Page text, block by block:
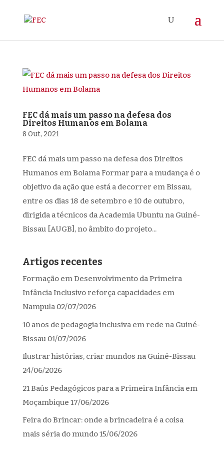
FEC dá mais um passo na defesa dos
Direitos Humanos em Bolama
8 Out, 2021
FEC dá mais um passo na defesa dos Direitos
Humanos em Bolama Formar para a mudança é o
objetivo da ação que está a decorrer em Bissau,
entre os dias 18 de setembro e 10 de outubro,
dirigida a técnicos da Academia Ubuntu na Guiné-
Bissau [AUGB], no âmbito do projeto...
Artigos recentes
Formação em Desenvolvimento da Primeira
Infância Inclusivo reforça capacidades em
Nampula 02/07/2026
10 anos de pedagogia inclusiva em rede na Guiné-
Bissau 01/07/2026
Ilustrar histórias, criar mundos na Guiné-Bissau
24/06/2026
21 Baús Pedagógicos para a Primeira Infância em
Moçambique 17/06/2026
Feira do Brincar: onde a brincadeira é a coisa
mais séria do mundo15/06/2026